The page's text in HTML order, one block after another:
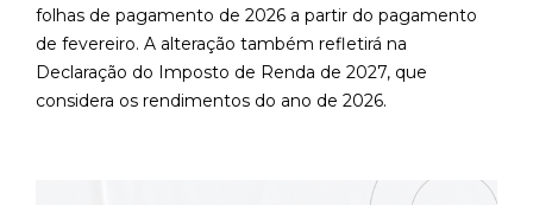
folhas de pagamento de 2026 a partir do pagamento
de fevereiro. A alteração também refletirá na
Declaração do Imposto de Renda de 2027, que
considera os rendimentos do ano de 2026.